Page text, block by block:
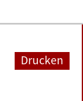
Drucken